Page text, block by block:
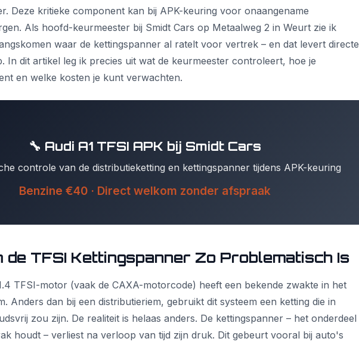
Deze kritieke component kan bij APK-keuring voor onaangename
Als hoofd-keurmeester bij Smidt Cars op Metaalweg 2 in Weurt zie ik
waar de kettingspanner al ratelt voor vertrek – en dat levert directe
In dit artikel leg ik precies uit wat de keurmeester controleert, hoe je
en welke kosten je kunt verwachten.
🔧 Audi A1 TFSI APK bij Smidt Cars
controle van de distributieketting en kettingspanner tijdens APK-keuring
Benzine €40 · Direct welkom zonder afspraak
de TFSI Kettingspanner Zo Problematisch Is
TFSI-motor (vaak de CAXA-motorcode) heeft een bekende zwakte in het
Anders dan bij een distributieriem, gebruikt dit systeem een ketting die in
zou zijn. De realiteit is helaas anders. De kettingspanner – het onderdeel
houdt – verliest na verloop van tijd zijn druk. Dit gebeurt vooral bij auto's